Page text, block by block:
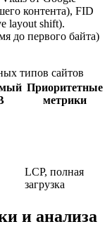
контента), FID
layout shift).
до первого байта)
типов сайтов
Приоритетные
метрики
LCP, полная
загрузка
и анализа